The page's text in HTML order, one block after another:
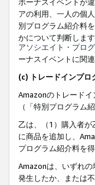
アの利用、一人の個
別プログラム紹介料
かについて判断します
アソシエイト・プロ
ーナスイベントに関
(c) トレードインプロ
Amazonのトレード
（「特別プログラム
乙は、（1）購入者が
に商品を追加し、
プログラム紹介料を
Amazonは、いずれ
発生したか、または